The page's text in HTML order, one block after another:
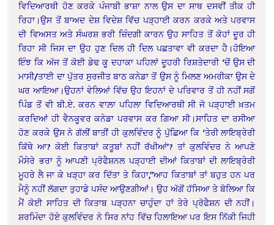
ਵਿਦਿਆਰਥੀ ਹੋਣ ਕਰਕੇ ਪੰਜਾਬੀ ਭਾਸ਼ਾ ਨਾਲ ਉਸ ਦਾ ਸਾਥ ਦਸਵੀਂ ਤੀਕ ਹੀ
ਰਿਹਾ।ਉਸ ਤੋਂ ਬਾਅਦ ਦੇਸ਼ ਵਿਦੇਸ਼ ਵਿੱਚ ਪੜ੍ਹਾਈ ਕਰਨ ਕਰਕੇ ਅਤੇ ਪਰਵਾਸ
ਦੀ ਵਿਅਸਤ ਅਤੇ ਸੰਘਰਸ਼ ਭਰੀ ਜ਼ਿੰਦਗੀ ਕਾਰਨ ਉਹ ਸਾਹਿਤ ਤੋਂ ਕੋਹਾਂ ਦੂਰ ਹੀ
ਰਿਹਾ ਸੀ ਜਿਸ ਦਾ ਉਹ ਹੁਣ ਦਿਲ ਹੀ ਦਿਲ ਪਛਤਾਵਾ ਵੀ ਕਰਦਾ ਹੈ।ਹੋਇਆ
ਇੰਝ ਕਿ ਅੱਜ ਤੋਂ ਕੋਈ ਡੇਢ ਕੂ ਦਹਾਕਾ ਪਹਿਲਾਂ ਦੂਹਰੀ ਰਿਸ਼ਤੇਦਾਰੀ ‘ਚੋਂ ਉਸ ਦੀ
ਮਾਸੀ/ਤਾਈ ਦਾ ਪੁੱਤਰ ਸੁਰਜੀਤ ਬਾਠ ਕਨੇਡਾ ਤੋਂ ਉਸ ਨੂੰ ਮਿਲਣ ਅਮਰੀਕਾ ਉਸ ਦੇ
ਘਰ ਆਇਆ।ਉਹਨਾਂ ਵੇਲਿਆਂ ਵਿੱਚ ਉਹ ਇਹਨਾਂ ਦੇ ਪਰਿਵਾਰ ਤੋਂ ਹੀ ਨਹੀਂ ਸਗੋਂ
ਪਿੰਡ ਤੋਂ ਵੀ ਬੀ.ਏ. ਕਰਨ ਵਾਲ਼ਾ ਪਹਿਲਾ ਵਿਦਿਆਰਥੀ ਸੀ ਜੋ ਪੜ੍ਹਾਈ ਖ਼ਤਮ
ਕਰਦਿਆਂ ਹੀ ਵੈਨਕੂਵਰ ਕਨੇਡਾ ਪਰਵਾਸ ਕਰ ਗਿਆ ਸੀ।ਸਾਹਿਤ ਦਾ ਰਸੀਆ
ਹੋਣ ਕਰਕੇ ਉਸ ਨੇ ਗੱਲੀਂ ਬਾਤੀਂ ਹੀ ਕੁਲਵਿੰਦਰ ਨੂੰ ਪੁੱਛਿਆ ਕਿ ‘ਤੇਰੀ ਲਾਇਬ੍ਰੇਰੀ
ਕਿੱਥੇ ਆ? ਕੋਈ ਕਿਤਾਬਾਂ ਕਤੂਬਾਂ ਨਹੀਂ ਰੱਖੀਆਂ’? ਤਾਂ ਕੁਲਵਿੰਦਰ ਨੇ ਆਪਣੇ
ਮੌਸੇਰੇ ਭਰਾ ਨੂੰ ਆਪਣੀ ਪ੍ਰੋਫੈਸ਼ਨਲ ਪੜ੍ਹਾਈ ਦੀਆਂ ਕਿਤਾਬਾਂ ਦੀ ਲਾਇਬ੍ਰੇਰੀ
ਮੂਹਰੇ ਲੈ ਜਾ ਕੇ ਖੜ੍ਹਾ ਕਰ ਦਿੱਤਾ ਤੇ ਕਿਹਾ,”ਆਹ ਕਿਤਾਬਾਂ ਤਾਂ ਬਹੁਤ ਹਨ ਪਰ
ਮੈਨੂੰ ਨਹੀਂ ਲੱਗਦਾ ਤੁਹਾਡੇ ਪਸੰਦ ਆਉਣਗੀਆਂ। ਉਹ ਅੱਗੋਂ ਹੱਸਿਆ ਤੇ ਬੋਲਿਆ ਕਿ
ਮੈਂ ਕੋਈ ਸਾਹਿਤ ਦੀ ਕਿਤਾਬ ਪੜ੍ਹਨਾ ਚਾਹੁੰਦਾ ਹਾਂ ਤੇਰੇ ਪ੍ਰੋਫੈਸ਼ਨ ਦੀ ਨਹੀਂ।
ਸ਼ਰਮਿੰਦਾ ਹੋਏ ਕੁਲਵਿੰਦਰ ਨੇ ਸਿਰ ਨਾਂਹ ਵਿੱਚ ਹਿਲਾਇਆ ਪਰ ਇਸ ਨਿੱਕੀ ਜਿਹੀ